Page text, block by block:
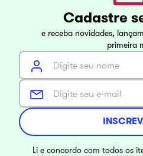
Cadastre
e receba novidades,
primeira
Li e concordo com todos os